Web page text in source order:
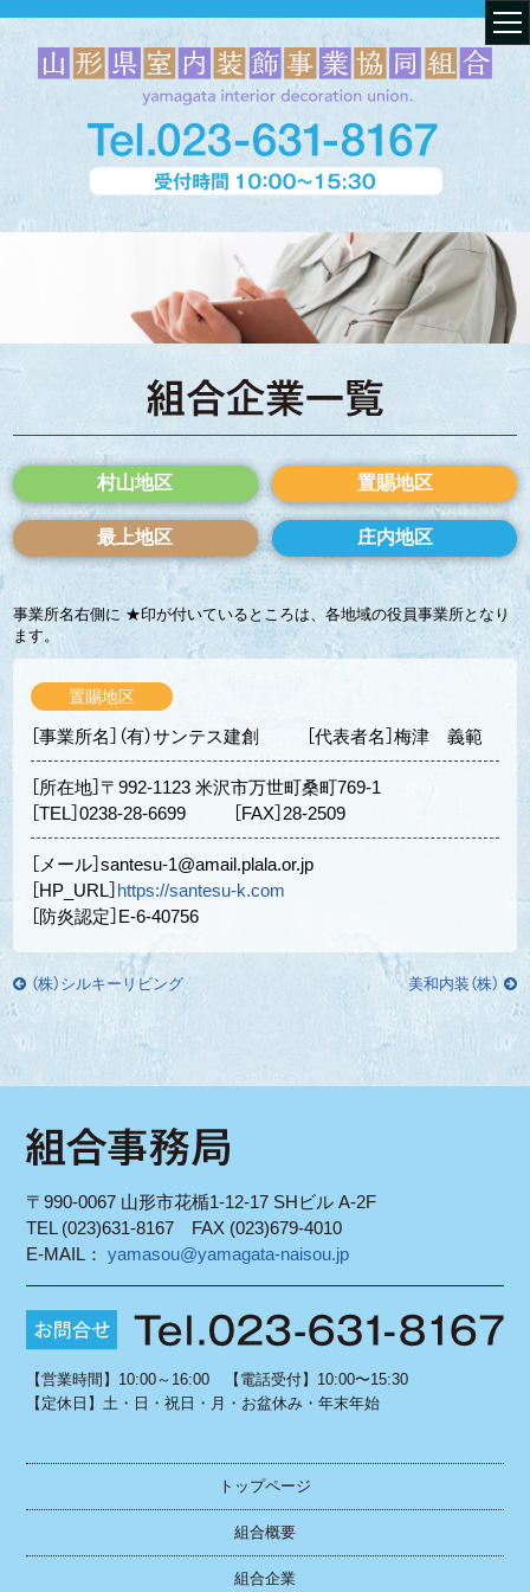
村山地区 置賜地区
最上地区 庄内地区
事業所名右側に ★印が付いているところは、各地域の役員事業所となり
ます。
置賜地区
［事業所名］（有）サンテス建創 ［代表者名］梅津 義範
［所在地］〒992-1123 米沢市万世町桑町769-1
［TEL］0238-28-6699
［FAX］28-2509
［メール］santesu-1@amail.plala.or.jp
［HP_URL］ https://santesu-k.com
［防炎認定］E-6-40756
（株）シルキーリビング 美和内装（株）
〒990-0067 山形市花楯1-12-17 SHビル A-2F
TEL (023)631-8167 FAX (023)679-4010
E-MAIL：yamasou@yamagata-naisou.jp
【営業時間】10:00～16:00 【電話受付】10:00〜15:30
【定休日】土・日・祝日・月・お盆休み・年末年始
トップページ
組合概要
組合企業